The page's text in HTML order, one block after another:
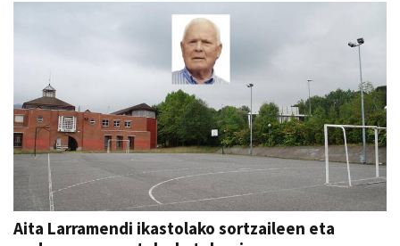
Aita Larramendi ikastolako sortzaileen eta